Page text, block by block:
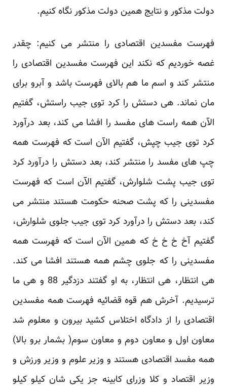
دولت مذکور و نتایج همین دولت مذکور نگاه کنیم.
فهرست مفسدین اقتصادی را منتشر می کنیم: چقدر
غصه خوردیم که نکند این فهرست مفسدین اقتصادی را
منتشر کند و اسم ما هم بالای فهرست باشد و آبرو برای
مان نماند. هی دستش را کرد توی جیب راستش، گفتیم
الآن همه راست های مفسد را افشا می کند، بعد درآورد
کرد توی جیب چپش، گفتیم الآن است که فهرست همه
چپ های مفسد را منتشر کند، بعد دستش را درآورد کرد
توی جیب پشت شلوارش، گفتیم الآن است که فهرست
مفسدینی را که پشت صحنه حکومت هستند منتشر می
کند، بعد دستش را درآورد کرد توی جیب جلوی شلوارش،
گفتیم آخ خ خ خ که همین الآن است که فهرست همه
مفسدینی را که جلوی چشم همه هستند افشا می کند.
هی انتظار، هی انتظار، به او گفتند دزدگیر 88 و هی ما
ترسیدیم. آخرش هم قوه قضائیه فهرست همه مفسدین
اقتصادی را از دادگاه اختلاس کشید بیرون و معلوم شد
معاون اول و معاون دوم و معاون سوم( بشمار برو بالا)
همه مفسد اقتصادی هستند و وزیر علوم و وزیر ورزش و
وزیر اقتصاد و کلا وزرای کابینه جز یکی شان کیلو کیلو